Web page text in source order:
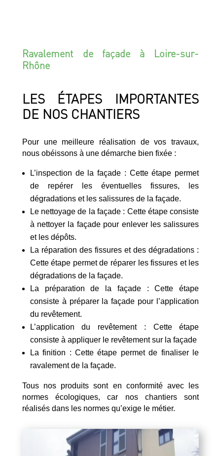
Ravalement de façade à Loire-sur-
Rhône
LES ÉTAPES IMPORTANTES
DE NOS CHANTIERS
Pour une meilleure réalisation de vos travaux,
nous obéissons à une démarche bien fixée :
L’inspection de la façade : Cette étape permet
de repérer les éventuelles fissures, les
dégradations et les salissures de la façade.
Le nettoyage de la façade : Cette étape consiste
à nettoyer la façade pour enlever les salissures
et les dépôts.
La réparation des fissures et des dégradations :
Cette étape permet de réparer les fissures et les
dégradations de la façade.
La préparation de la façade : Cette étape
consiste à préparer la façade pour l’application
du revêtement.
L’application du revêtement : Cette étape
consiste à appliquer le revêtement sur la façade
La finition : Cette étape permet de finaliser le
ravalement de la façade.
Tous nos produits sont en conformité avec les
normes écologiques, car nos chantiers sont
réalisés dans les normes qu’exige le métier.